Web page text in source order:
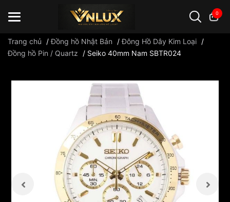
0
Trang chủ /Đồng hồ Nhật Bản /Đông Hồ Dây Kim Loại /
Đồng hồ Pin / Quartz
/ Seiko 40mm Nam SBTR024